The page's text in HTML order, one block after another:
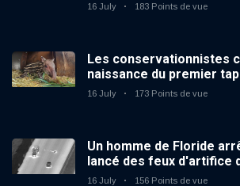
16 July 183 Points de vue
Les conservationnistes
naissance du premier
zoo du Royaume-Uni
16 July 173 Points de vue
Un homme de Floride
lancé des feux d'artifice
voiture en mouvement
16 July 156 Points de vue